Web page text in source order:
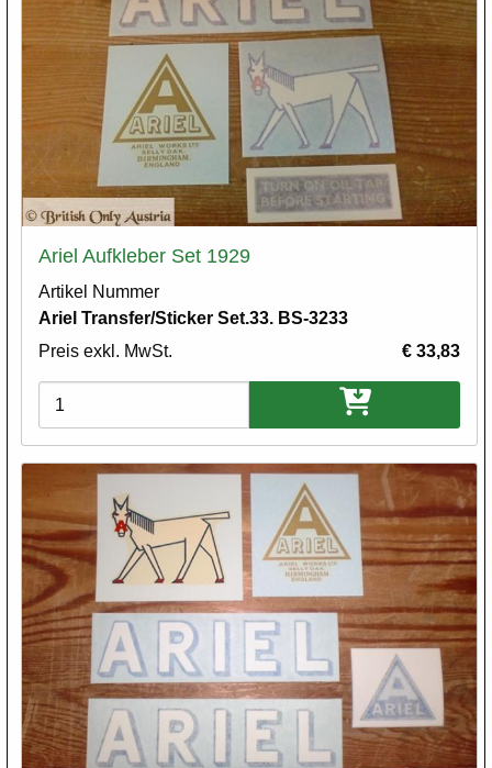
Ariel Aufkleber Set 1929
Artikel Nummer
Ariel Transfer/Sticker Set.33. BS-3233
Preis exkl. MwSt.
€ 33,83
Varianten